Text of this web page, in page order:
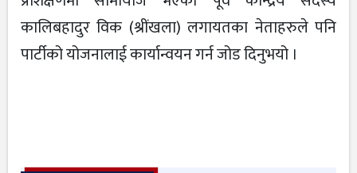
कालिबहादुर विक (श्रींखला) लगायतका नेताहरुले पनि
पार्टीको योजनालाई कार्यान्वयन गर्न जोड दिनुभयो ।